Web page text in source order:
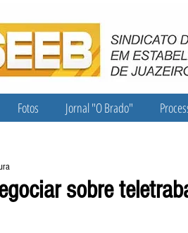
Fotos Jornal "O Brado"
sobre